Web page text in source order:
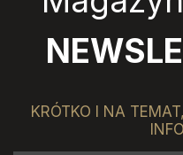
KRÓTKO I NA